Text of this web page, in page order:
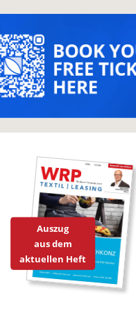
Auszug
aus dem
aktuellen Heft